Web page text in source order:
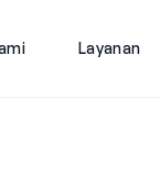
Layanan